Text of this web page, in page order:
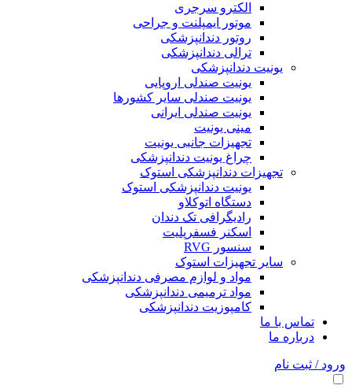
الکترو سرجری
موتور ایمپلنت و جراحی
روتور دندانپزشکی
ترالی دندانپزشکی
یونیت دندانپزشکی
یونیت صندلی اروپایی
یونیت صندلی سایر کشورها
یونیت صندلی ایرانی
مینی یونیت
تجهیزات جانبی یونیت
چراغ یونیت دندانپزشکی
تجهیزات دندانپزشکی استوک
یونیت دندانپزشکی استوک
دستگاه اتوکلاو
رادیگرافی تک دندان
اسکنر فسفرپلیت
سنسور RVG
سایر تجهیزات استوک
مواد و لوازم مصرفی دندانپزشکی
مواد ترمیمی دندانپزشکی
کامپوزیت دندانپزشکی
تماس با ما
درباره ما
ورود / ثبت نام